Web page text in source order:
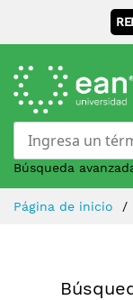
Búsqueda
Skip
Página de inicio